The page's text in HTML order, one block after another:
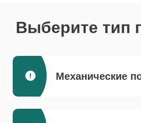
Выберите тип
Механические